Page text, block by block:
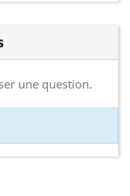
une question.